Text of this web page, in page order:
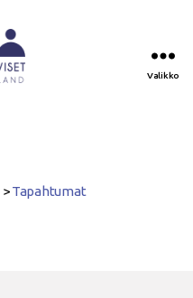
Valikko
>Tapahtumat